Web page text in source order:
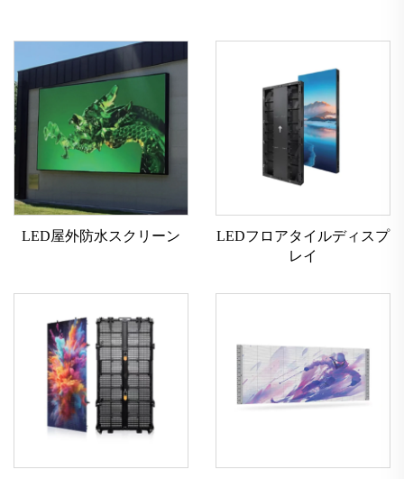
LED屋外防水スクリーン
LEDフロアタイルディスプ
レイ